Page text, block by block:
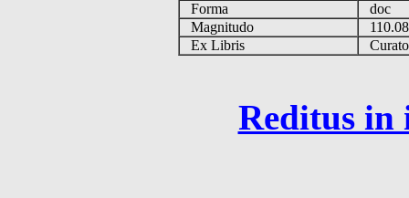
Forma
doc
Magnitudo
Ex Libris
Reditus in